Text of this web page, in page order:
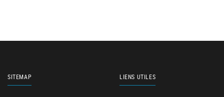
SITEMAP LIENS UTILES